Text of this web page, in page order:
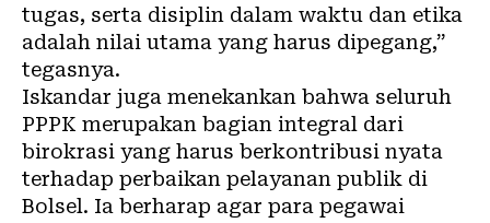
tugas, serta disiplin dalam waktu dan etika
adalah nilai utama yang harus dipegang,”
tegasnya.
Iskandar juga menekankan bahwa seluruh
PPPK merupakan bagian integral dari
birokrasi yang harus berkontribusi nyata
terhadap perbaikan pelayanan publik di
Bolsel. Ia berharap agar para pegawai